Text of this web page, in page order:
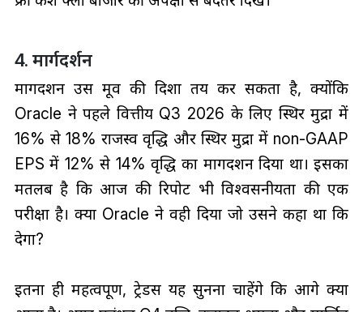
4. मार्गदर्शन
मार्गदर्शन उस मूव की दिशा तय कर सकता है, क्योंकि
Oracle ने पहले वित्तीय Q3 2026 के लिए स्थिर मुद्रा में
16% से 18% राजस्व वृद्धि और स्थिर मुद्रा में non-GAAP
EPS में 12% से 14% वृद्धि का मार्गदर्शन दिया था। इसका
मतलब है कि आज की रिपोर्ट भी विश्वसनीयता की एक
परीक्षा है। क्या Oracle ने वही दिया जो उसने कहा था कि
देगा?
इतना ही महत्वपूर्ण, ट्रेडर्स यह सुनना चाहेंगे कि आगे क्या